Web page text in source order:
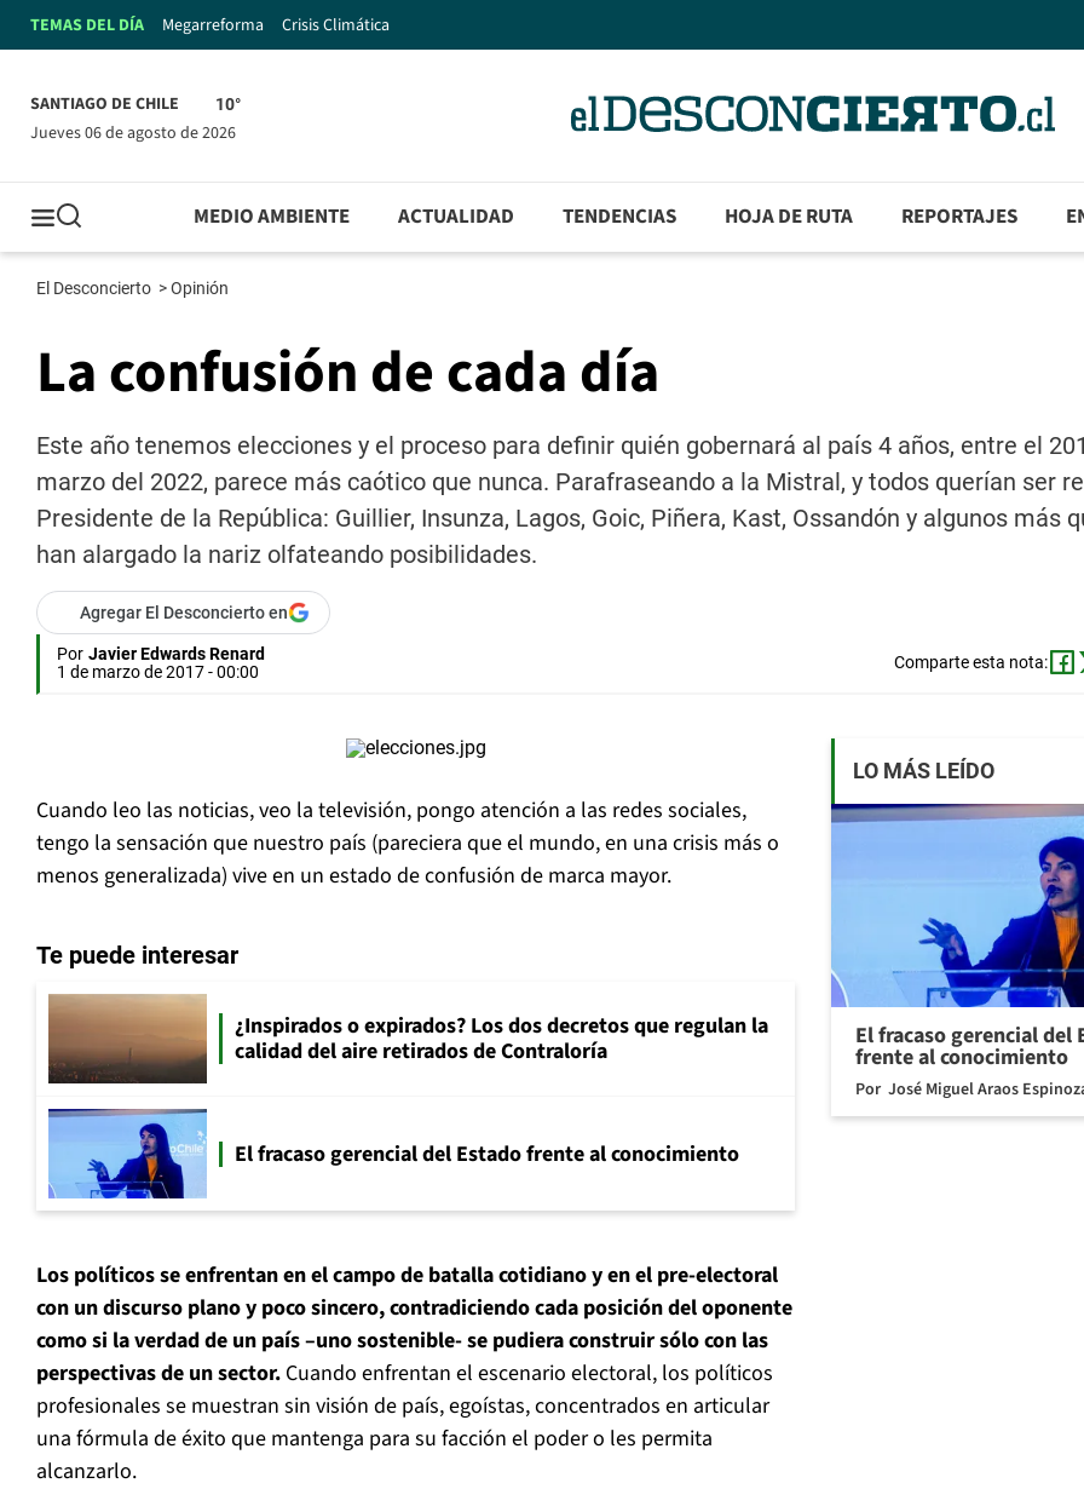
TEMAS DEL DÍA Megarreforma Crisis Climática
SANTIAGO DE CHILE 10°
jueves 06 de agosto de 2026
MEDIO AMBIENTE ACTUALIDAD TENDENCIAS HOJA DE RUTA REPORTAJES
El Desconcierto >Opinión
La confusión de cada día
Este año tenemos elecciones y el proceso para definir quién gobernará al país 4 años, entre el
marzo del 2022, parece más caótico que nunca. Parafraseando a la Mistral, y todos querían ser
Presidente de la República: Guillier, Insunza, Lagos, Goic, Piñera, Kast, Ossandón y algunos más
han alargado la nariz olfateando posibilidades.
Agregar El Desconcierto en
Por Javier Edwards Renard
1 de marzo de 2017 - 00:00
Comparte esta nota:
Cuando leo las noticias, veo la televisión, pongo atención a las redes sociales,
tengo la sensación que nuestro país (pareciera que el mundo, en una crisis más o
menos generalizada) vive en un estado de confusión de marca mayor.
Te puede interesar
¿Inspirados o expirados? Los dos decretos que regulan la
calidad del aire retirados de Contraloría
El fracaso gerencial del Estado frente al conocimiento
Los políticos se enfrentan en el campo de batalla cotidiano y en el pre-electoral
con un discurso plano y poco sincero, contradiciendo cada posición del oponente
como si la verdad de un país –uno sostenible- se pudiera construir sólo con las
perspectivas de un sector. Cuando enfrentan el escenario electoral, los políticos
profesionales se muestran sin visión de país, egoístas, concentrados en articular
una fórmula de éxito que mantenga para su facción el poder o les permita
alcanzarlo.
LO MÁS LEÍDO
El fracaso gerencial del
frente al conocimiento
Por José Miguel Araos